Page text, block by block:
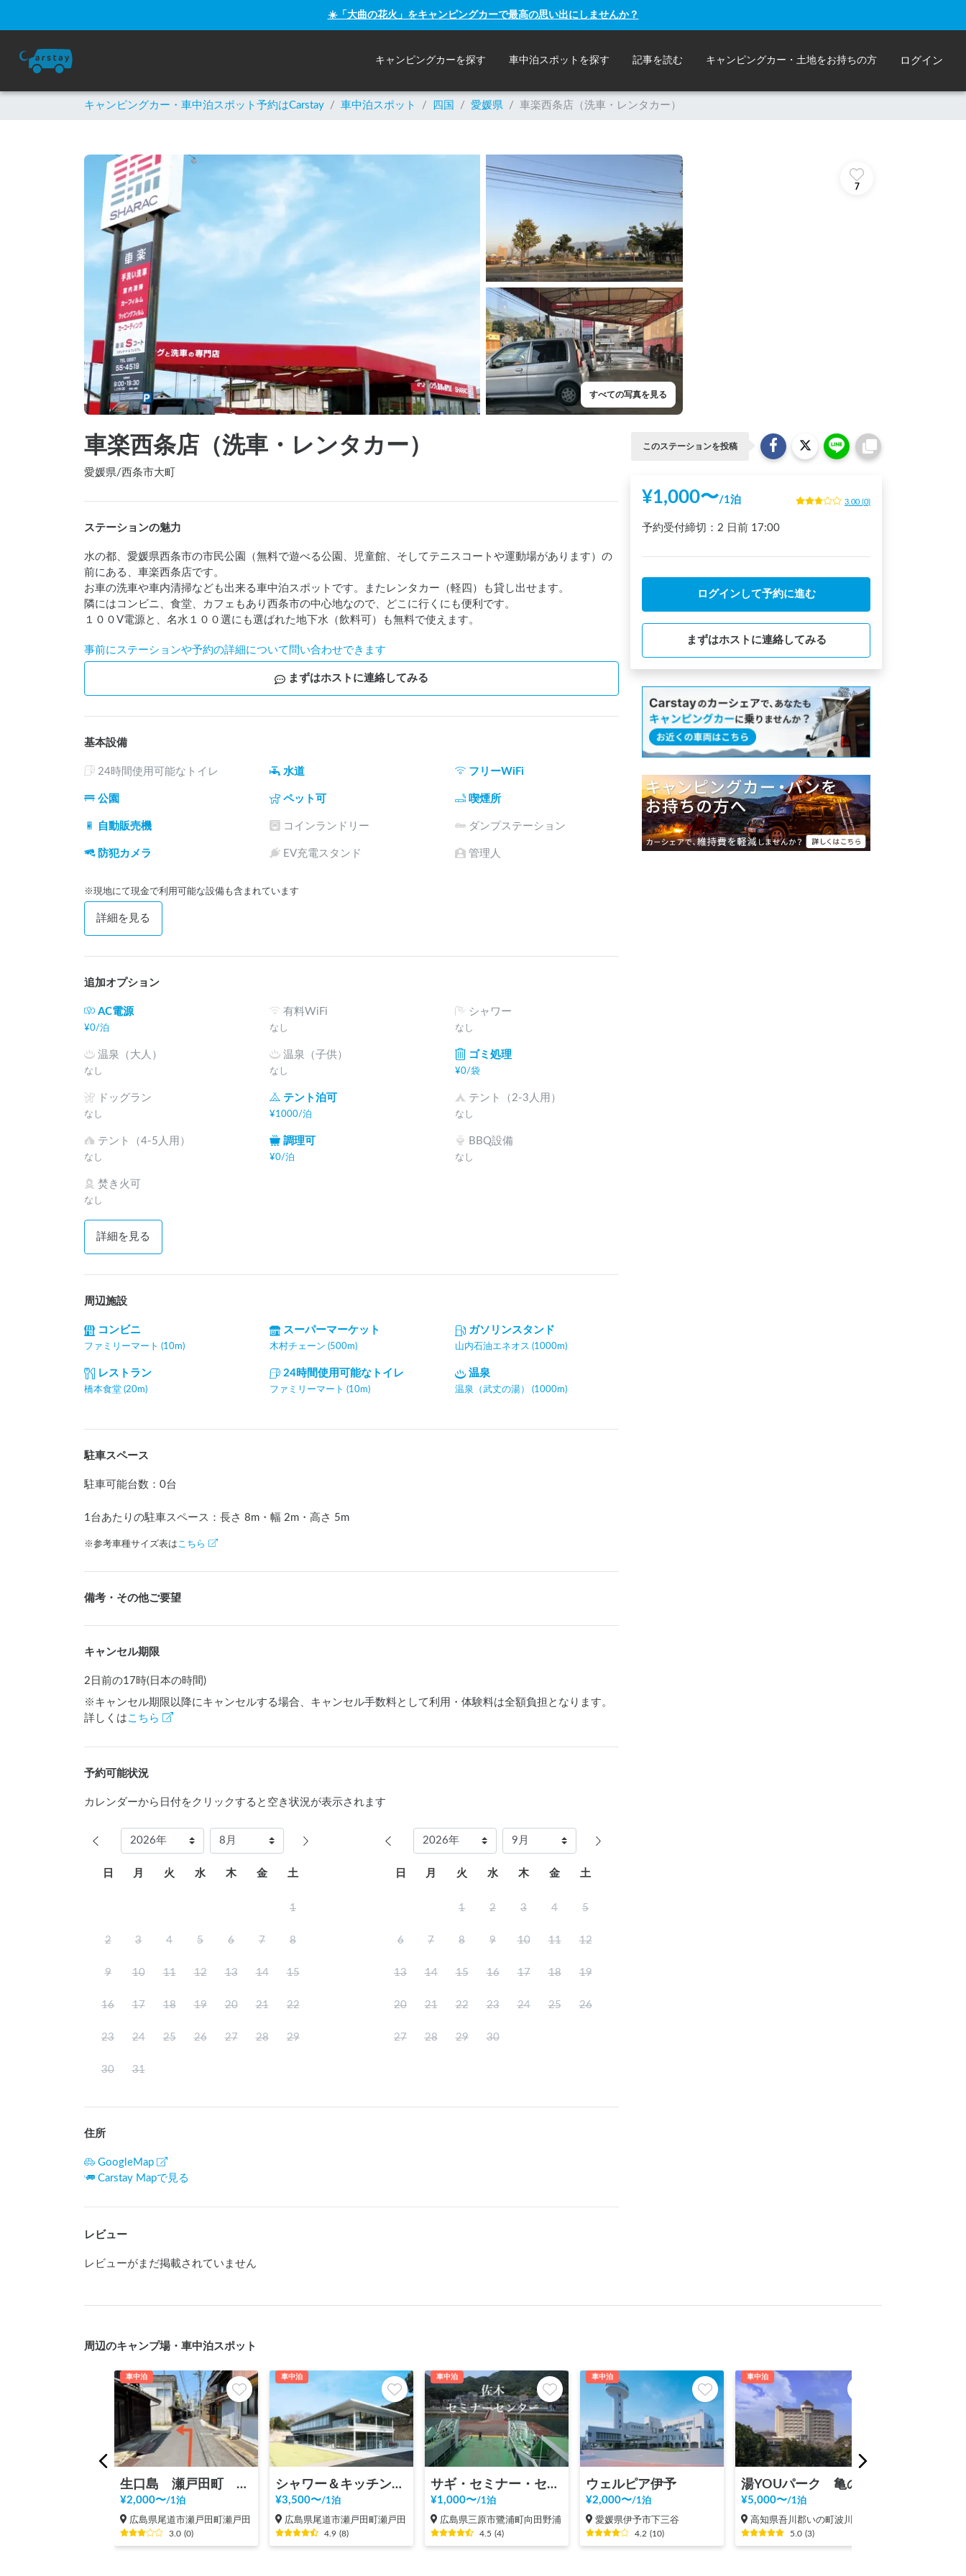
☀️「大曲の花火」をキャンピングカーで最高の思い出にしませんか？
キャンピングカーを探す 車中泊スポットを探す 記事を読む キャンピングカー・土地をお持ちの方 ログイン
キャンピングカー・車中泊スポット予約はCarstay / 車中泊スポット / 四国 / 愛媛県 / 車楽西条店（洗車・レンタカー）
7
すべての写真を見る
車楽西条店（洗車・レンタカー）
愛媛県/西条市大町
ステーションの魅力
水の都、愛媛県西条市の市民公園（無料で遊べる公園、児童館、そしてテニスコートや運動場があります）の
前にある、車楽西条店です。
お車の洗車や車内清掃なども出来る車中泊スポットです。またレンタカー（軽四）も貸し出せます。
隣にはコンビニ、食堂、カフェもあり西条市の中心地なので、どこに行くにも便利です。
１００V電源と、名水１００選にも選ばれた地下水（飲料可）も無料で使えます。
事前にステーションや予約の詳細について問い合わせできます
まずはホストに連絡してみる
基本設備
24時間使用可能なトイレ 水道 フリーWiFi
公園 ペット可 喫煙所
自動販売機 コインランドリー ダンプステーション
防犯カメラ EV充電スタンド 管理人
※現地にて現金で利用可能な設備も含まれています
詳細を見る
追加オプション
AC電源
¥0/泊
有料WiFi
なし
シャワー
なし
温泉（大人）
なし
温泉（子供）
なし
ゴミ処理
¥0/袋
ドッグラン
なし
テント泊可
¥1000/泊
テント（2-3人用）
なし
テント（4-5人用）
なし
調理可
¥0/泊
BBQ設備
なし
焚き火可
なし
詳細を見る
周辺施設
コンビニ
ファミリーマート (10m)
スーパーマーケット
木村チェーン (500m)
ガソリンスタンド
山内石油エネオス (1000m)
レストラン
橋本食堂 (20m)
24時間使用可能なトイレ
ファミリーマート (10m)
温泉
温泉（武丈の湯） (1000m)
駐車スペース
駐車可能台数 ： 0台
1台あたりの駐車スペース：長さ 8m ・幅 2m ・高さ 5m
※参考車種サイズ表はこちら
備考・その他ご要望
キャンセル期限
2日前の17時(日本の時間)
※キャンセル期限以降にキャンセルする場合、キャンセル手数料として利用・体験料は全額負担となります。
詳しくは こちら
予約可能状況
カレンダーから日付をクリックすると空き状況が表示されます
日 月 火 水 木 金 土
1
2 3 4 5 6 7 8
9 10 11 12 13 14 15
16 17 18 19 20 21 22
23 24 25 26 27 28 29
30 31
日 月 火 水 木 金 土
1 2 3 4 5
6 7 8 9 10 11 12
13 14 15 16 17 18 19
20 21 22 23 24 25 26
27 28 29 30
住所
GoogleMap
Carstay Mapで見る
レビュー
レビューがまだ掲載されていません
このステーションを投稿
¥1,000〜/1泊 3.00 (0)
予約受付締切： 2 日前 17:00
ログインして予約に進む
まずはホストに連絡してみる
周辺のキャンプ場・車中泊スポット
車中泊
生口島 瀬戸田町 しおまち商店街 入口
¥2,000〜/1泊
広島県尾道市瀬戸田町瀬戸田
3.0 (0)
車中泊
シャワー＆キッチンが使える車中泊スポットBONAPOOL
¥3,500〜/1泊
広島県尾道市瀬戸田町瀬戸田
4.9 (8)
車中泊
サギ・セミナー・センター【モニターツアー2021年1月終了】
¥1,000〜/1泊
広島県三原市鷺浦町向田野浦
4.5 (4)
車中泊
ウェルピア伊予
¥2,000〜/1泊
愛媛県伊予市下三谷
4.2 (10)
車中泊
¥5,000〜/1泊
高知県吾川郡いの町波川
5.0 (3)